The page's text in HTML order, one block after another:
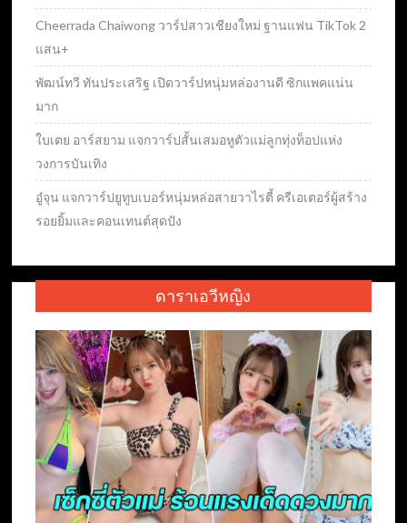
Cheerrada Chaiwong วาร์ปสาวเชียงใหม่ ฐานแฟน TikTok 2
แสน+
พัฒน์ทวี ทันประเสริฐ เปิดวาร์ปหนุ่มหล่องานดี ซิกแพคแน่น
มาก
ใบเตย อาร์สยาม แจกวาร์ปสั้นเสมอหูตัวแม่ลูกทุ่งท็อปแห่ง
วงการบันเทิง
อู๋จุน แจกวาร์ปยูทูบเบอร์หนุ่มหล่อสายวาไรตี้ ครีเอเตอร์ผู้สร้าง
รอยยิ้มและคอนเทนต์สุดปัง
ดาราเอวีหญิง